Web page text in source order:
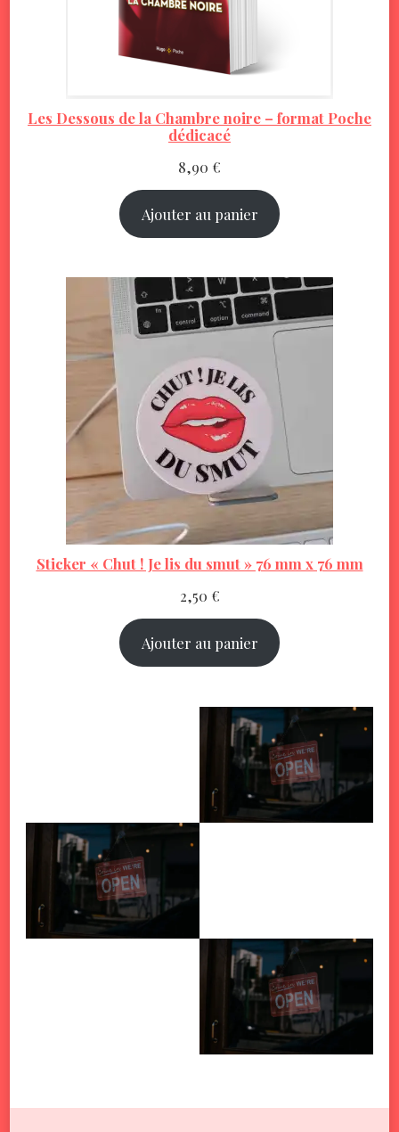
Les Dessous de la Chambre noire – format Poche
dédicacé
8,90 €
Ajouter au panier
Sticker « Chut ! Je lis du smut » 76 mm x 76 mm
2,50 €
Ajouter au panier